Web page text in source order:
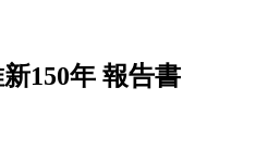
150年 報告書